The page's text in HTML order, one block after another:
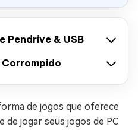
Pendrive & USB
de jogos que oferece
de jogar seus jogos de PC